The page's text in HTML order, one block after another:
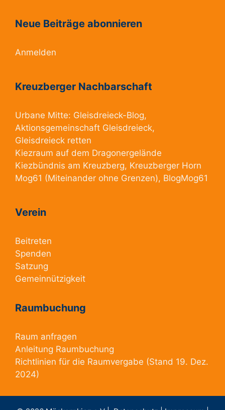
Neue Beiträge abonnieren
Anmelden
Kreuzberger Nachbarschaft
Urbane Mitte: Gleisdreieck-Blog,
Aktionsgemeinschaft Gleisdreieck,
Gleisdreieck retten
Kiezraum auf dem Dragonergelände
Kiezbündnis am Kreuzberg, Kreuzberger Horn
Mog61 (Miteinander ohne Grenzen), BlogMog61
Verein
Beitreten
Spenden
Satzung
Gemeinnützigkeit
Raumbuchung
Raum anfragen
Anleitung Raumbuchung
Richtlinien für die Raumvergabe (Stand 19. Dez.
2024)